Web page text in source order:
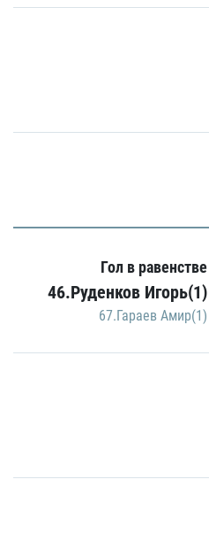
Гол в равенстве
46.Руденков Игорь(1)
67.Гараев Амир(1)